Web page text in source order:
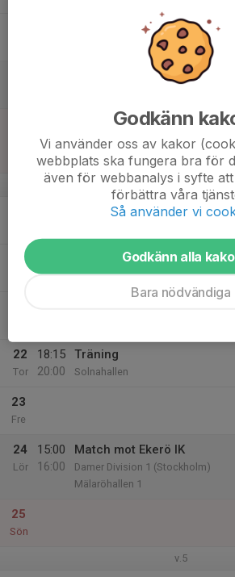
12:00
Match mot FBC
Damer Division 1 (Stockholm)
Solnahallen
v.4
20
20:30
Solnahallen
22
Tor
18:15
20:00
Träning
Solnahallen
23
Fre
24
Lör
15:00
16:00
Match mot Ekerö IK
Damer Division 1 (Stockholm)
Mälaröhallen 1
25
Sön
v.5
Godkänn
Vi använder oss av kakor
webbplats ska fungera bra för
även för webbanalys i syfte
förbättra våra
Så använder vi
Godkänn alla
Bara nödvändiga